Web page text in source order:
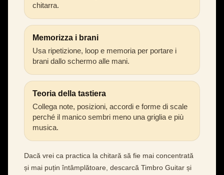
chitarra.
Memorizza i brani
Usa ripetizione, loop e memoria per portare i
brani dallo schermo alle mani.
Teoria della tastiera
Collega note, posizioni, accordi e forme di scale
perché il manico sembri meno una griglia e più
musica.
Dacă vrei ca practica la chitară să fie mai concentrată
și mai puțin întâmplătoare, descarcă Timbro Guitar și